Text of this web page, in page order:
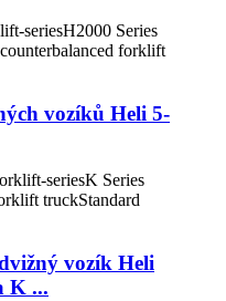
vozíků Heli 5-
vozík Heli
K ...